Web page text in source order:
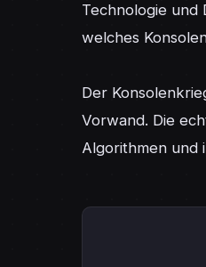
Technologie und
welches
Der
Vorwand. Die
Algorithmen und